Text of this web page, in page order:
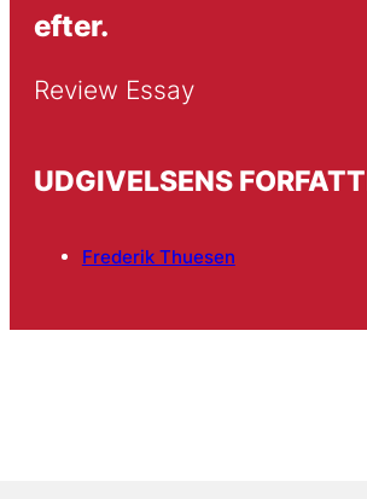
efter.
Review Essay
UDGIVELSENS
Frederik Thuesen